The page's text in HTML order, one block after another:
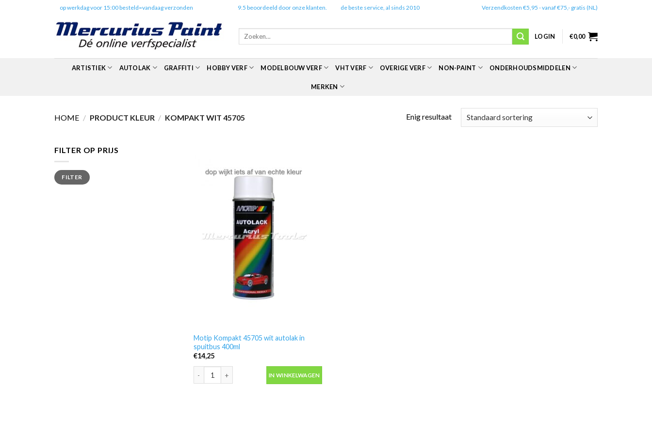
op werkdag voor 15:00 besteld=vandaag verzonden 9.5 beoordeeld door onze klanten. de beste service, al sinds 2010 Verzendkosten €5,95 - vanaf €75,- gratis (NL)
Zoeken
LOGIN €0,00
ARTISTIEK AUTOLAK GRAFFITI HOBBY VERF MODELBOUW VERF VHT VERF OVERIGE VERF NON-PAINT ONDERHOUDSMIDDELEN
MERKEN
HOME / PRODUCT KLEUR / KOMPAKT WIT 45705 Enig resultaat
FILTER OP PRIJS
Min.
prijs
Max.
prijsFILTER
Motip Kompakt 45705 wit autolak in
spuitbus 400ml
€14,25
Motip Kompakt 45705 wit autolak in spuitbus 400ml aantal
IN WINKELWAGEN